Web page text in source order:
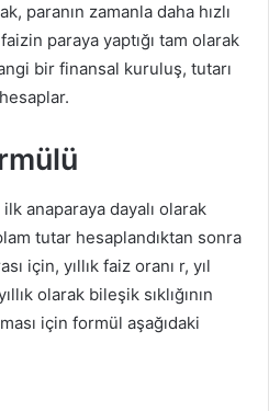
paranın zamanla daha hızlı
paraya yaptığı tam olarak
bir finansal kuruluş, tutarı
anaparaya dayalı olarak
tutar hesaplandıktan sonra
için, yıllık faiz oranı r, yıl
olarak bileşik sıklığının
için formül aşağıdaki